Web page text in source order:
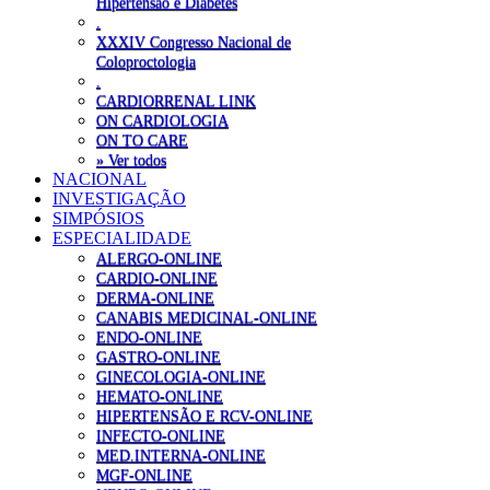
XXXIV Congresso Nacional de
Coloproctologia
CARDIORRENAL LINK
ON CARDIOLOGIA
ON TO CARE
» Ver todos
NACIONAL
INVESTIGAÇÃO
SIMPÓSIOS
ESPECIALIDADE
ALERGO-ONLINE
CARDIO-ONLINE
DERMA-ONLINE
CANABIS MEDICINAL-ONLINE
ENDO-ONLINE
GASTRO-ONLINE
GINECOLOGIA-ONLINE
HEMATO-ONLINE
HIPERTENSÃO E RCV-ONLINE
INFECTO-ONLINE
MED.INTERNA-ONLINE
MGF-ONLINE